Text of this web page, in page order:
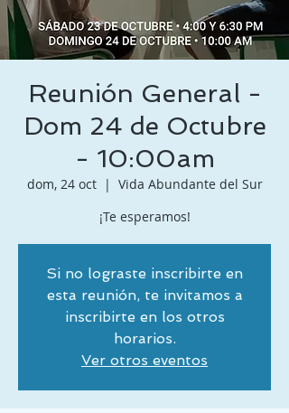
Reunión General -
Dom 24 de Octubre
- 10:00am
dom, 24 oct
  |
Vida Abundante del Sur
¡Te esperamos!
Si no lograste inscribirte en
esta reunión, te invitamos a
inscribirte en los otros
horarios.
Ver otros eventos